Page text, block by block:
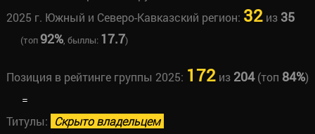
2025 г. Южный и Северо-Кавказский регион: 32из 35
(топ92%, быллы: 17.7)
Позиция в рейтинге группы 2025: 172из 204(топ 84%)
=
Титулы: Скрыто владельцем